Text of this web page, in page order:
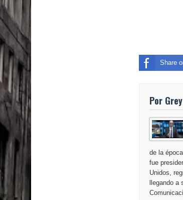
Share
Por
de la
fue
Unidos,
llegando